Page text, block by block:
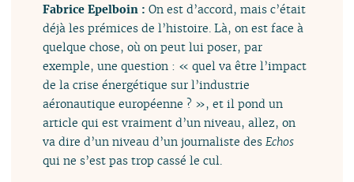
Fabrice Epelboin :On est d’accord, mais c’était
déjà les prémices de l’histoire. Là, on est face à
quelque chose, où on peut lui poser, par
exemple, une question : « quel va être l’impact
de la crise énergétique sur l’industrie
aéronautique européenne ? », et il pond un
article qui est vraiment d’un niveau, allez, on
va dire d’un niveau d’un journaliste desEchos
qui ne s’est pas trop cassé le cul.